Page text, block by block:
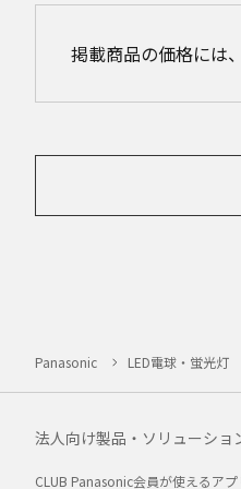
掲載商品の価格には
Panasonic LED電球・蛍光灯
法人向け製品・ソリューショ
CLUB Panasonic会員が使えるア